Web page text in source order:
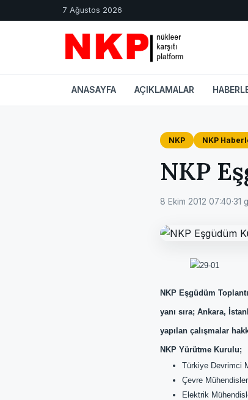
7 Ağustos 2026
ANASAYFA AÇIKLAMALAR
NKP NKP
NKP
8 Ekim 2012 07:40·31
NKP Eşgüdüm
yanı sıra; Ankara,
yapılan çalışmalar
NKP Yürütme Kurulu;
Türkiye Devrimci
Çevre
Elektrik